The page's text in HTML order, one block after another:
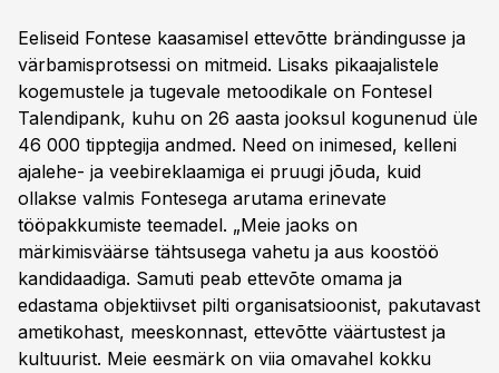
Eeliseid Fontese kaasamisel ettevõtte brändingusse ja
värbamisprotsessi on mitmeid. Lisaks pikaajalistele
kogemustele ja tugevale metoodikale on Fontesel
Talendipank, kuhu on 26 aasta jooksul kogunenud üle
46 000 tipptegija andmed. Need on inimesed, kelleni
ajalehe- ja veebireklaamiga ei pruugi jõuda, kuid
ollakse valmis Fontesega arutama erinevate
tööpakkumiste teemadel. „Meie jaoks on
märkimisväärse tähtsusega vahetu ja aus koostöö
kandidaadiga. Samuti peab ettevõte omama ja
edastama objektiivset pilti organisatsioonist, pakutavast
ametikohast, meeskonnast, ettevõtte väärtustest ja
kultuurist. Meie eesmärk on viia omavahel kokku